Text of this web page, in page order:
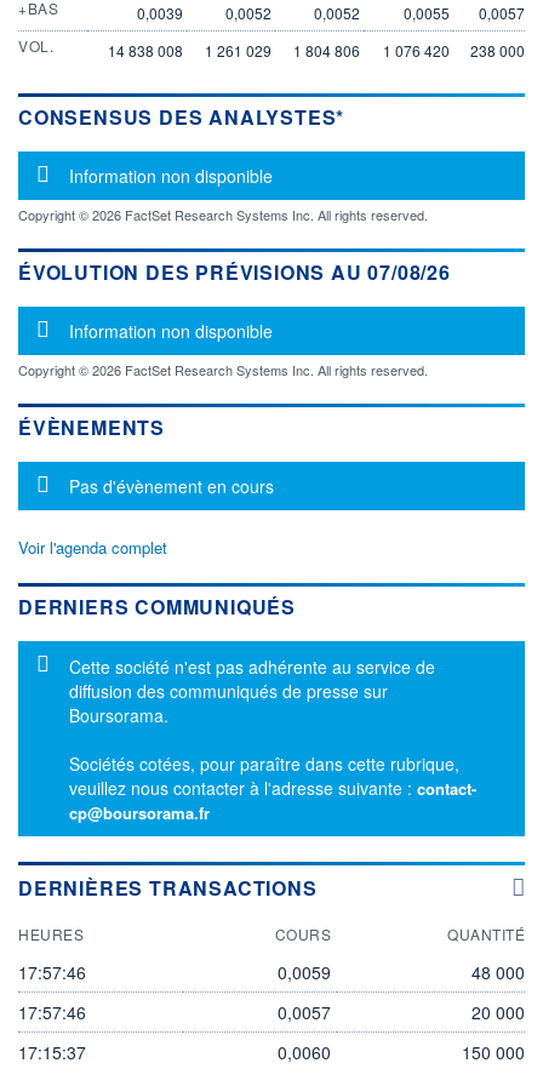
+BAS
0,0039 0,0052 0,0052 0,0055
0,0057
VOL.
14 838 008 1 261 029 1 804 806 1 076 420 238 000
CONSENSUS DES ANALYSTES*
Message d'information
Information non disponible
Copyright © 2026 FactSet Research Systems Inc. All rights reserved.
ÉVOLUTION DES PRÉVISIONS AU 07/08/26
Message d'information
Information non disponible
Copyright © 2026 FactSet Research Systems Inc. All rights reserved.
ÉVÈNEMENTS
Message d'information
Pas d'évènement en cours
Voir l'agenda complet
DERNIERS COMMUNIQUÉS
Message d'information
Cette société n'est pas adhérente au service de
diffusion des communiqués de presse sur
Boursorama.
Sociétés cotées, pour paraître dans cette rubrique,
veuillez nous contacter à l'adresse suivante : contact-
cp@boursorama.fr
DERNIÈRES TRANSACTIONS
HEURES COURS QUANTITÉ
17:57:46 0,0059
48 000
17:57:46
0,0057
20 000
17:15:37
0,0060 150 000